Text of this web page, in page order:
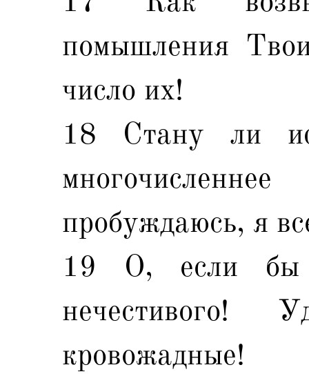
помышления
число их!
18 Стану ли
пробуждаюсь, я
19 О, если бы
нечестивого!
кровожадные!